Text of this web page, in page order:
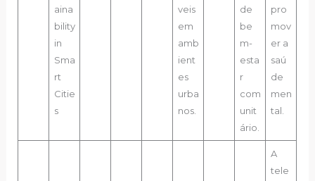
aina
bility
in
Sma
rt
Citie
s
veis
em
amb
ient
es
urba
nos.
de
be
m-
esta
r
com
unit
ário.
pro
mov
er a
saú
de
men
tal.
A
tele